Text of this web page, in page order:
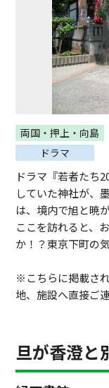
両国・押上・向島
ドラマ
ドラマ『若者たち
していた神社が、
は、境内で旭と暁
ここを訪れると、
か！？東京下町の
※こちらに掲載さ
地、施設へ直接ご
旦が香澄と